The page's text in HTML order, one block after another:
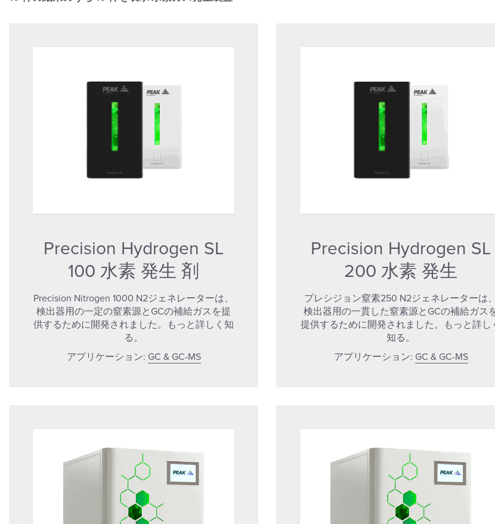
Precision Hydrogen SL
100 水素 発生 剤
Precision Nitrogen 1000 N2ジェネレーターは、
検出器用の一定の窒素源とGCの補給ガスを提
供するために開発されました。もっと詳しく知
る。
アプリケーション: GC & GC-MS
Precision Hydrogen SL
200 水素 発生
プレシジョン窒素250 N2ジェネレーターは、
検出器用の一貫した窒素源とGCの補給ガス
提供するために開発されました。もっと詳し
知る。
アプリケーション: GC & GC-MS